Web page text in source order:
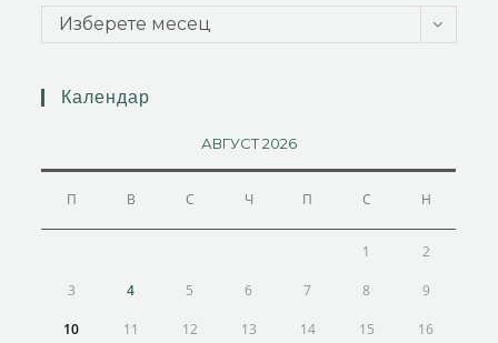
Изберете месец
Календар
АВГУСТ 2026
П В С Ч П С Н
1 2
3 4 5 6 7 8 9
10 11 12 13 14 15 16